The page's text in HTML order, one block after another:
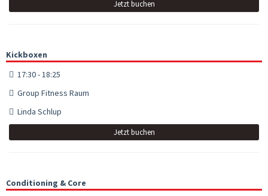
Jetzt buchen
Kickboxen
17:30 - 18:25
Group Fitness Raum
Linda Schlup
Jetzt buchen
Conditioning & Core